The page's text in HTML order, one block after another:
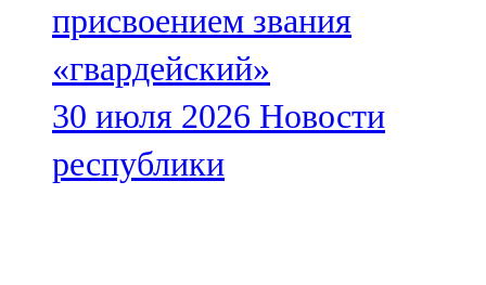
присвоением звания
«гвардейский»
30 июля 2026 Новости
республики